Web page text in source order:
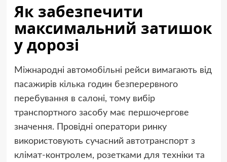
Як забезпечити
максимальний затишок
у дорозі
Міжнародні автомобільні рейси вимагають від
пасажирів кілька годин безперервного
перебування в салоні, тому вибір
транспортного засобу має першочергове
значення. Провідні оператори ринку
використовують сучасний автотранспорт з
клімат-контролем, розетками для техніки та